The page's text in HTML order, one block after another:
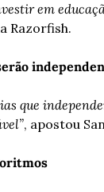
em
Razorfish.
que
, apostou